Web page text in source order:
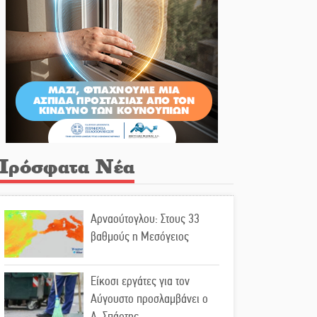
Νέα
Αρναούτογλου: Στους 33
βαθμούς η Μεσόγειος
Είκοσι εργάτες για τον
Αύγουστο προσλαμβάνει ο